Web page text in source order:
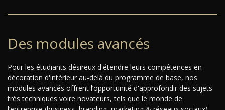
Des modules avancés
Pour les étudiants désireux d'étendre leurs compétences en
décoration d'intérieur au-delà du programme de base, nos
modules avancés offrent l’opportunité d'approfondir des sujets
très techniques voire novateurs, tels que le monde de